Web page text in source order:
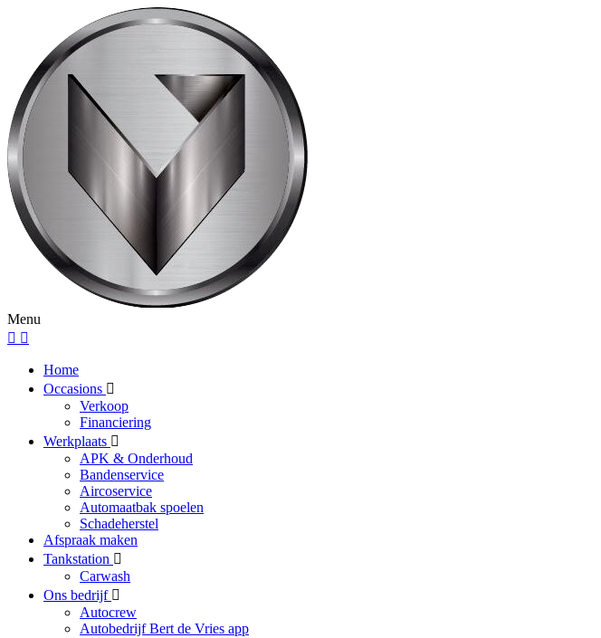
Menu
Home
Occasions
Verkoop
Financiering
Werkplaats
APK & Onderhoud
Bandenservice
Aircoservice
Automaatbak spoelen
Schadeherstel
Afspraak maken
Tankstation
Carwash
Ons bedrijf
Autocrew
Autobedrijf Bert de Vries app